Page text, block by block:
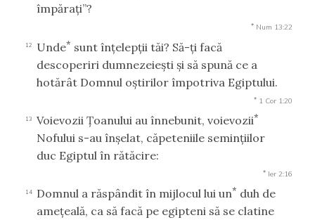
împăraţi”?
* Num 13:22
12 Unde* sunt înţelepţii tăi? Să-ţi facă
descoperiri dumnezeieşti şi să spună ce a
hotărât Domnul oştirilor împotriva Egiptului.
* 1 Cor 1:20
13 Voievozii Ţoanului au înnebunit, voievozii*
Nofului s-au înşelat, căpeteniile seminţiilor
duc Egiptul în rătăcire:
* Ier 2:16
14 Domnul a răspândit în mijlocul lui un* duh de
ameţeală, ca să facă pe egipteni să se clatine